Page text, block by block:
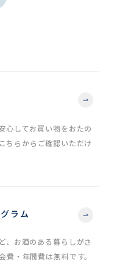
心してお買い物をおたの
ちらからご確認いただけ
ラム
、お酒のある暮らしがさ
費・年間費は無料です。